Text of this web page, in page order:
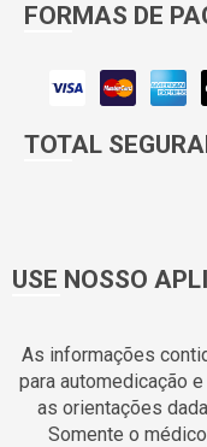
FORMAS DE
TOTAL
USE NOSSO
As informações
para automedicação
as orientações
Somente o